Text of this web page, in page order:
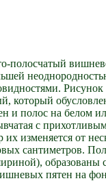
полосчатый
который
и полос на белом
с
их изменяется от
сантиметров.
образованы
пятен на